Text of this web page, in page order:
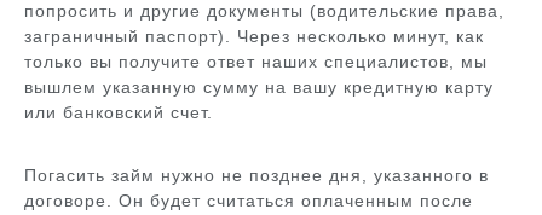
попросить и другие документы (водительские права,
заграничный паспорт). Через несколько минут, как
только вы получите ответ наших специалистов, мы
вышлем указанную сумму на вашу кредитную карту
или банковский счет.
Погасить займ нужно не позднее дня, указанного в
договоре. Он будет считаться оплаченным после